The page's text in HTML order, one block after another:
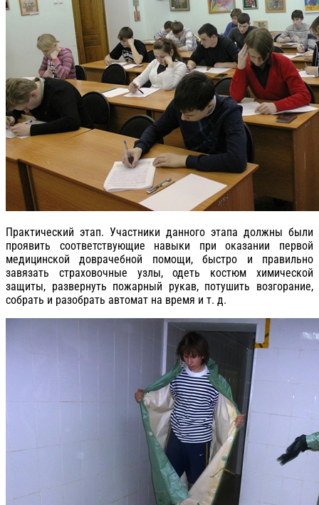
Практический этап. Участники данного этапа должны были
проявить соответствующие навыки при оказании первой
медицинской доврачебной помощи, быстро и правильно
завязать страховочные узлы, одеть костюм химической
защиты, развернуть пожарный рукав, потушить возгорание,
собрать и разобрать автомат на время и т. д.